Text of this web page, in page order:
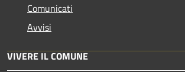
Comunicati
Avvisi
VIVERE IL COMUNE